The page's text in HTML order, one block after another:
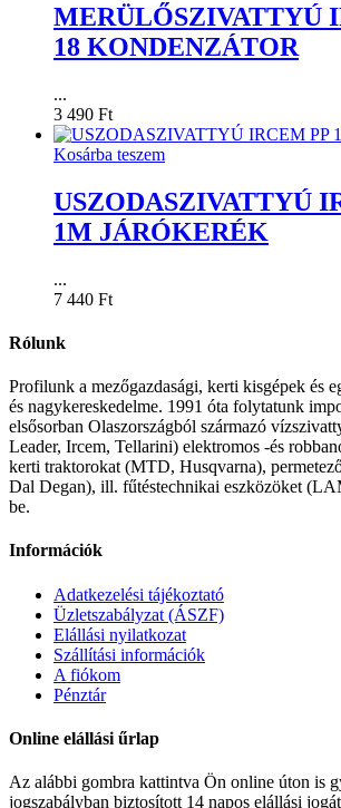
MERÜLŐSZIVATTYÚ
18 KONDENZÁTOR
...
3 490 Ft
Kosárba teszem
USZODASZIVATTYÚ
1M JÁRÓKERÉK
...
7 440 Ft
Rólunk
Profilunk a mezőgazdasági, kerti kisgépek és
és nagykereskedelme. 1991 óta folytatunk
elsősorban Olaszországból származó
Leader, Ircem, Tellarini) elektromos -és
kerti traktorokat (MTD, Husqvarna),
Dal Degan), ill. fűtéstechnikai eszközöket
be.
Információk
Adatkezelési tájékoztató
Üzletszabályzat (ÁSZF)
Elállási nyilatkozat
Szállítási információk
A fiókom
Pénztár
Online elállási űrlap
Az alábbi gombra kattintva Ön online úton is
jogszabályban biztosított 14 napos elállási